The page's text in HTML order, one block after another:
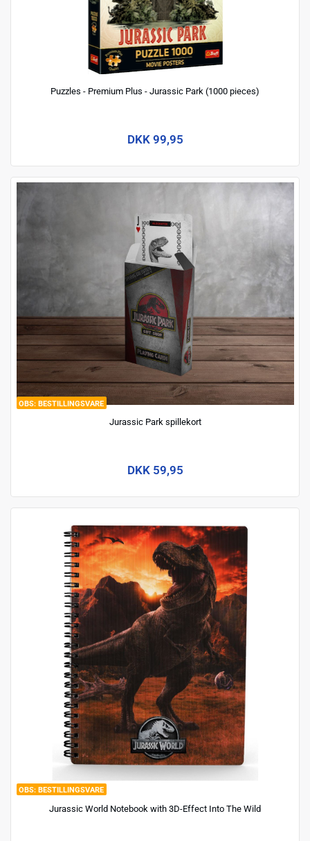
Puzzles - Premium Plus - Jurassic Park (1000 pieces)
DKK 99,95
BESTILLINGSVARE
Jurassic Park spillekort
DKK 59,95
BESTILLINGSVARE
Jurassic World Notebook with 3D-Effect Into The Wild